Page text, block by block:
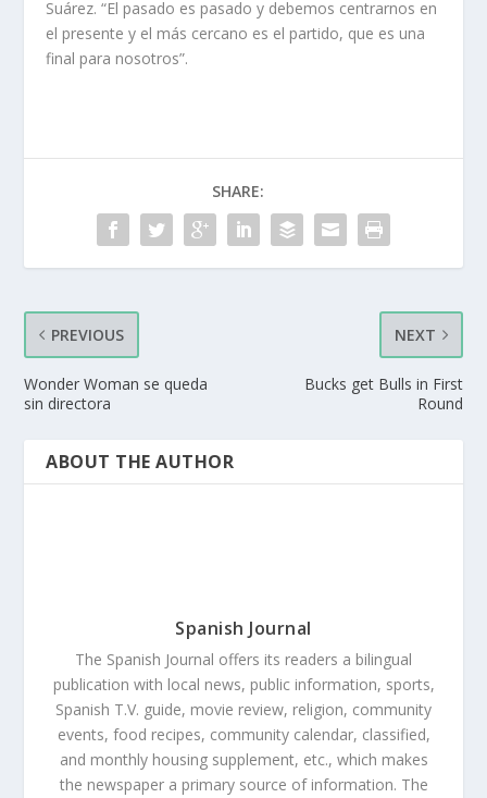
Suárez. “El pasado es pasado y debemos centrarnos en
el presente y el más cercano es el partido, que es una
final para nosotros”.
SHARE:
PREVIOUS
Wonder Woman se queda
sin directora
NEXT
Bucks get Bulls in First
Round
ABOUT THE AUTHOR
Spanish Journal
The Spanish Journal offers its readers a bilingual
publication with local news, public information, sports,
Spanish T.V. guide, movie review, religion, community
events, food recipes, community calendar, classified,
and monthly housing supplement, etc., which makes
the newspaper a primary source of information. The